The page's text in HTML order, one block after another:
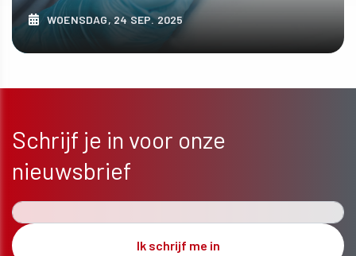
WOENSDAG, 24 SEP. 2025
Schrijf je in voor onze
nieuwsbrief